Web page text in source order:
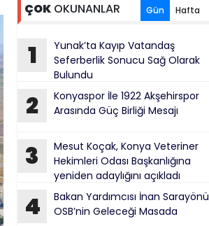
ÇOK OKUNANLAR Gün Hafta
1
Yunak’ta Kayıp Vatandaş
Seferberlik Sonucu Sağ Olarak
Bulundu
2
Konyaspor İle 1922 Akşehirspor
Arasında Güç Birliği Mesajı
3
Mesut Koçak, Konya Veteriner
Hekimleri Odası Başkanlığına
yeniden adaylığını açıkladı
4
Bakan Yardımcısı İnan Sarayönü
OSB’nin Geleceği Masada